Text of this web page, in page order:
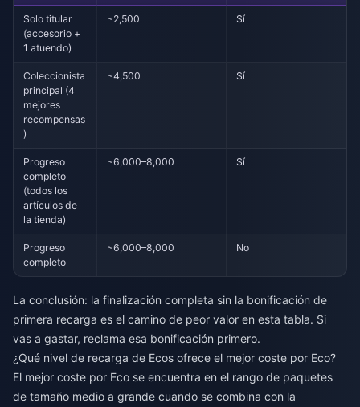
Solo titular
(accesorio +
1 atuendo)
~2,500 Sí
Coleccionista
principal (4
mejores
recompensas
)
~4,500 Sí
Progreso
completo
(todos los
artículos de
la tienda)
~6,000–8,000 Sí
Progreso
completo
~6,000–8,000 No
La conclusión: la finalización completa sin la bonificación de
primera recarga es el camino de peor valor en esta tabla. Si
vas a gastar, reclama esa bonificación primero.
¿Qué nivel de recarga de Ecos ofrece el mejor coste por Eco?
El mejor coste por Eco se encuentra en el rango de paquetes
de tamaño medio a grande cuando se combina con la